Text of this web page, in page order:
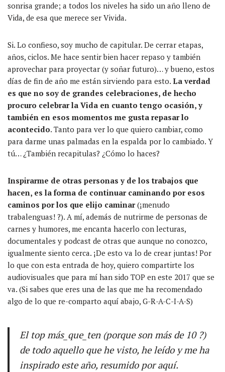
sonrisa grande; a todos los niveles ha sido un año lleno de
Vida, de esa que merece ser Vivida.
Si. Lo confieso, soy mucho de capitular. De cerrar etapas,
años, ciclos. Me hace sentir bien hacer repaso y también
aprovechar para proyectar (y soñar futuro)… y bueno, estos
días de fin de año me están sirviendo para esto. La verdad
es que no soy de grandes celebraciones, de hecho
procuro celebrar la Vida en cuanto tengo ocasión, y
también en esos momentos me gusta repasar lo
acontecido. Tanto para ver lo que quiero cambiar, como
para darme unas palmadas en la espalda por lo cambiado. Y
tú… ¿También recapitulas? ¿Cómo lo haces?
Inspirarme de otras personas y de los trabajos que
hacen, es la forma de continuar caminando por esos
caminos por los que elijo caminar(¡menudo
trabalenguas! ?). A mí, además de nutrirme de personas de
carnes y humores, me encanta hacerlo con lecturas,
documentales y podcast de otras que aunque no conozco,
igualmente siento cerca. ¡De esto va lo de crear juntas! Por
lo que con esta entrada de hoy, quiero compartirte los
audiovisuales que para mí han sido TOP en este 2017 que se
va. (Si sabes que eres una de las que me ha recomendado
algo de lo que re-comparto aquí abajo, G-R-A-C-I-A-S)
El top más_que_ten(porque son más de 10 ?)
de todo aquello que he visto, he leído y me ha
inspirado este año, resumido por aquí.